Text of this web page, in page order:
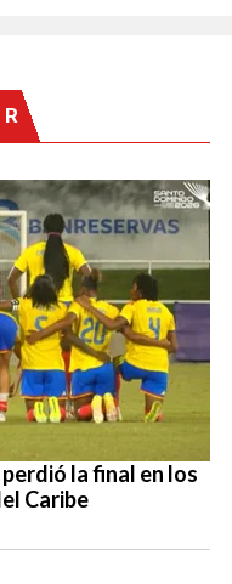
la final en los
Caribe